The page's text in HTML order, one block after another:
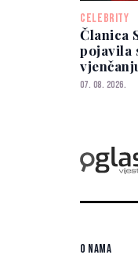
CELEBRITY
Članica
pojavila
ona joj
07. 08. 2026.
O nama